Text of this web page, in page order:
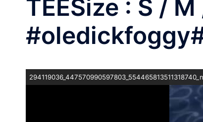
TEESize : S /
294119036_447570990597803_554465813511318740_n